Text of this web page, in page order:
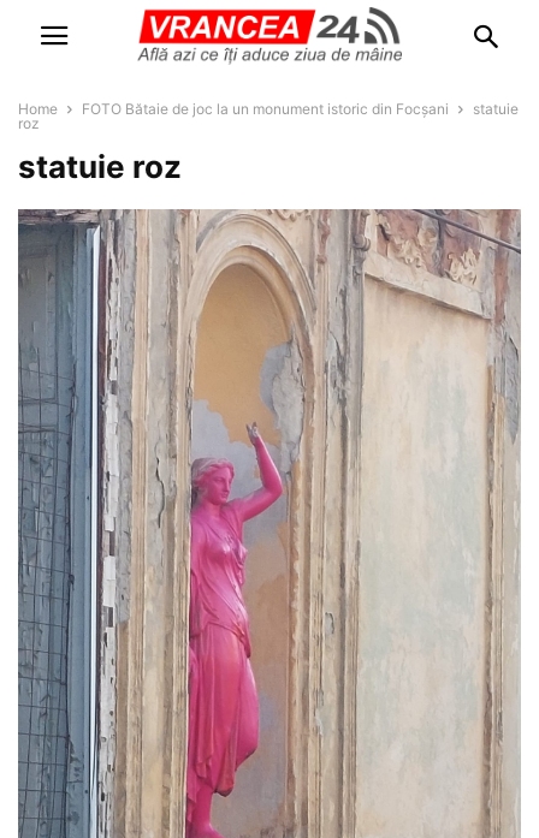
Home FOTO Bătaie de joc la un monument istoric din Focșani
statuie
roz
statuie roz